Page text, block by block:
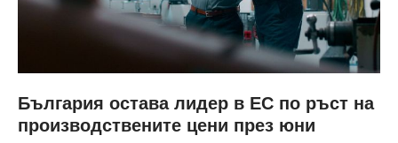
България остава лидер в ЕС по ръст на
производствените цени през юни